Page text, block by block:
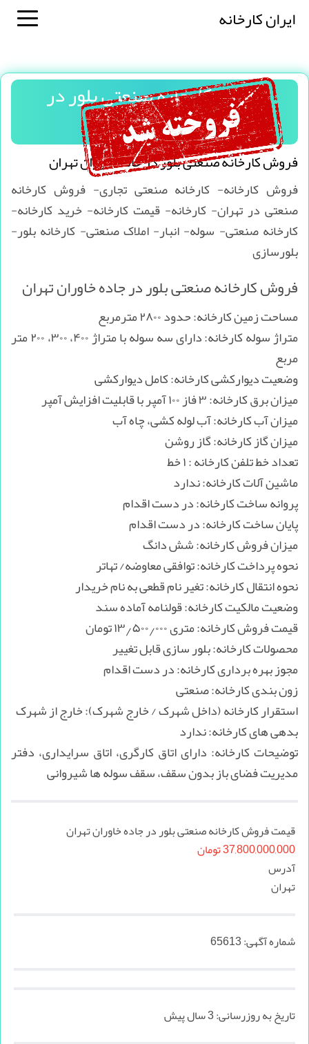
ایران کارخانه
فروش کارخانه صنعتی بلور در
جاده خاوران تهران
فروش کارخانه صنعتی بلور در جاده خاوران تهران
فروش کارخانه- کارخانه صنعتی تجاری- فروش کارخانه
صنعتی در تهران- کارخانه- قیمت کارخانه- خرید کارخانه-
کارخانه صنعتی- سوله- انبار- املاک صنعتی- کارخانه بلور-
بلورسازی
فروش کارخانه صنعتی بلور در جاده خاوران تهران
مساحت زمین کارخانه: حدود ۲۸۰۰ مترمربع
متراژ سوله کارخانه: دارای سه سوله با متراژ ۴۰۰، ۳۰۰، ۲۰۰ متر
مربع
وضعیت دیوارکشی کارخانه: کامل دیوارکشی
میزان برق کارخانه: ۳ فاز ۱۰۰ آمپر با قابلیت افزایش آمپر
میزان آب کارخانه: آب لوله کشی، چاه آب
میزان گاز کارخانه: گاز روشن
تعداد خط تلفن کارخانه : ۱ خط
ماشین آلات کارخانه: ندارد
پروانه ساخت کارخانه: در دست اقدام
پایان ساخت کارخانه: در دست اقدام
میزان فروش کارخانه: شش دانگ
نحوه پرداخت کارخانه: توافقی معاوضه/ تهاتر
نحوه انتقال کارخانه: تغیر نام قطعی به نام خریدار
وضعیت مالکیت کارخانه: قولنامه آماده سند
قیمت فروش کارخانه: متری ۱۳٫۵۰۰٫۰۰۰ تومان
محصولات کارخانه: بلور سازی قابل تغییر
مجوز بهره برداری کارخانه: در دست اقدام
زون بندی کارخانه: صنعتی
استقرار کارخانه (داخل شهرک / خارج شهرک): خارج از شهرک
بدهی های کارخانه: ندارد
توضیحات کارخانه: دارای اتاق کارگری، اتاق سرایداری، دفتر
مدیریت فضای باز بدون سقف، سقف سوله ها شیروانی
قیمت فروش کارخانه صنعتی بلور در جاده خاوران تهران
37,800,000,000 تومان
آدرس
تهران
شماره آگهی:65613
تاریخ به روزرسانی:3 سال پیش